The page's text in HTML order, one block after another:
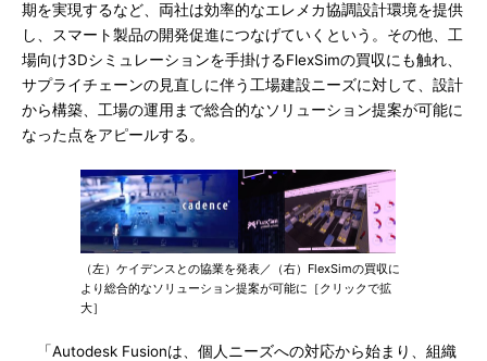
期を実現するなど、両社は効率的なエレメカ協調設計環境を提供
し、スマート製品の開発促進につなげていくという。その他、工
場向け3Dシミュレーションを手掛けるFlexSimの買収にも触れ、
サプライチェーンの見直しに伴う工場建設ニーズに対して、設計
から構築、工場の運用まで総合的なソリューション提案が可能に
なった点をアピールする。
（左）ケイデンスとの協業を発表／（右）FlexSimの買収に
より総合的なソリューション提案が可能に［クリックで拡
大］
「Autodesk Fusionは、個人ニーズへの対応から始まり、組織